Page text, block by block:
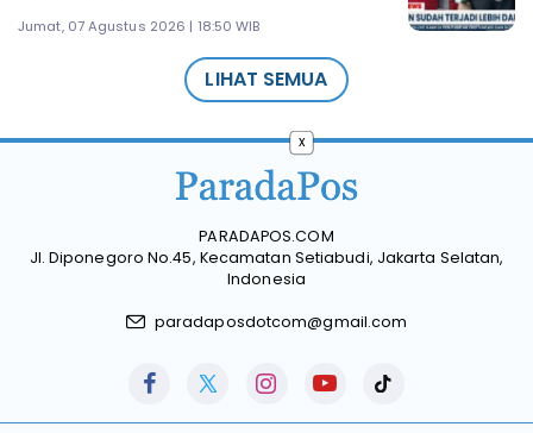
Jumat, 07 Agustus 2026 | 18:50 WIB
LIHAT SEMUA
PARADAPOS.COM
Jl. Diponegoro No.45, Kecamatan Setiabudi, Jakarta Selatan,
Indonesia
paradaposdotcom@gmail.com
x